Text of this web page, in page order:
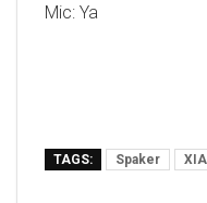
Mic: Ya
TAGS: Spaker